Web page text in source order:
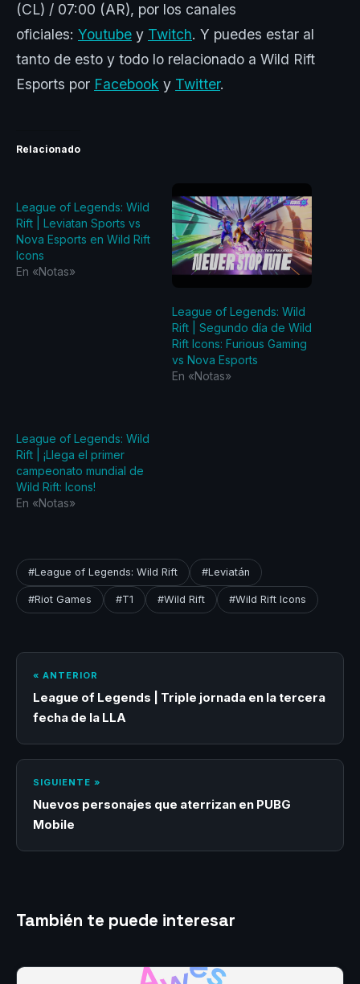
(CL) / 07:00 (AR), por los canales
oficiales: Youtube y Twitch. Y puedes estar al
tanto de esto y todo lo relacionado a Wild Rift
Esports por Facebook y Twitter.
Relacionado
League of Legends: Wild
Rift | Leviatan Sports vs
Nova Esports en Wild Rift
Icons
En «Notas»
League of Legends: Wild
Rift | Segundo día de Wild
Rift Icons: Furious Gaming
vs Nova Esports
En «Notas»
League of Legends: Wild
Rift | ¡Llega el primer
campeonato mundial de
Wild Rift: Icons!
En «Notas»
#League of Legends: Wild Rift #Leviatán
#Riot Games #T1 #Wild Rift #Wild Rift Icons
« ANTERIOR
League of Legends | Triple jornada en la tercera
fecha de la LLA
SIGUIENTE »
Nuevos personajes que aterrizan en PUBG
Mobile
También te puede interesar